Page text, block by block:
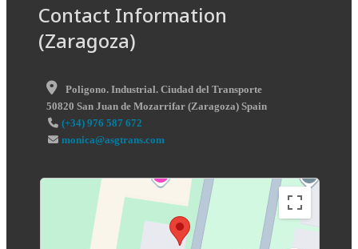
Contact Information
(Zaragoza)
Poligono. Industrial. Ciudad del Transporte
50820 San Juan de Mozarrifar (Zaragoza) Spain
(+34) 976 587 672
monica@asgtrans.com